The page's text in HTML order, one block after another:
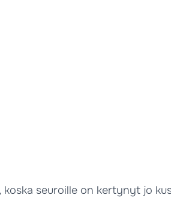
seuroille on kertynyt jo